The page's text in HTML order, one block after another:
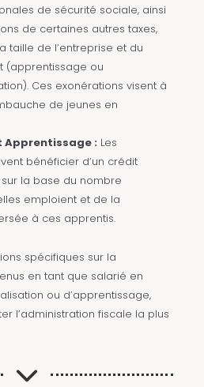
de sécurité sociale, ainsi
de certaines autres taxes,
taille de l’entreprise et du
(apprentissage ou
Ces exonérations visent à
de jeunes en
Apprentissage :Les
bénéficier d’un crédit
la base du nombre
emploient et de la
à ces apprentis.
spécifiques sur la
en tant que salarié en
ou d’apprentissage,
l’administration fiscale la plus